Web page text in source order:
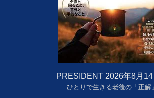
PRESIDENT 2026年8月
ひとりで生きる老後の「正解」